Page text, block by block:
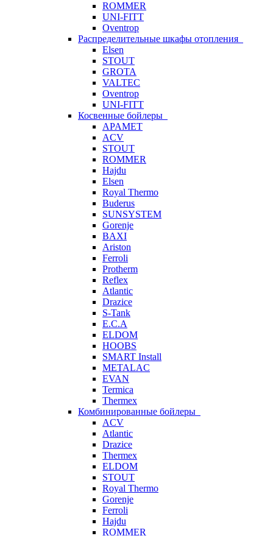
ROMMER
UNI-FITT
Oventrop
Распределительные шкафы отопления
Elsen
STOUT
GROTA
VALTEC
Oventrop
UNI-FITT
Косвенные бойлеры
APAMET
ACV
STOUT
ROMMER
Hajdu
Elsen
Royal Thermo
Buderus
SUNSYSTEM
Gorenje
BAXI
Ariston
Ferroli
Protherm
Reflex
Atlantic
Drazice
S-Tank
E.C.A
ELDOM
HOOBS
SMART Install
METALAC
EVAN
Termica
Thermex
Комбинированные бойлеры
ACV
Atlantic
Drazice
Thermex
ELDOM
STOUT
Royal Thermo
Gorenje
Ferroli
Hajdu
ROMMER